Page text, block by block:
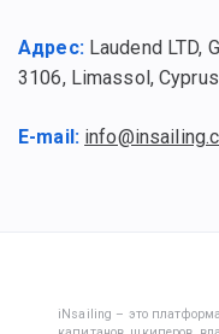
Адрес: Laudend LTD,
3106, Limassol, Cyprus
E-mail:
iNsailing – это